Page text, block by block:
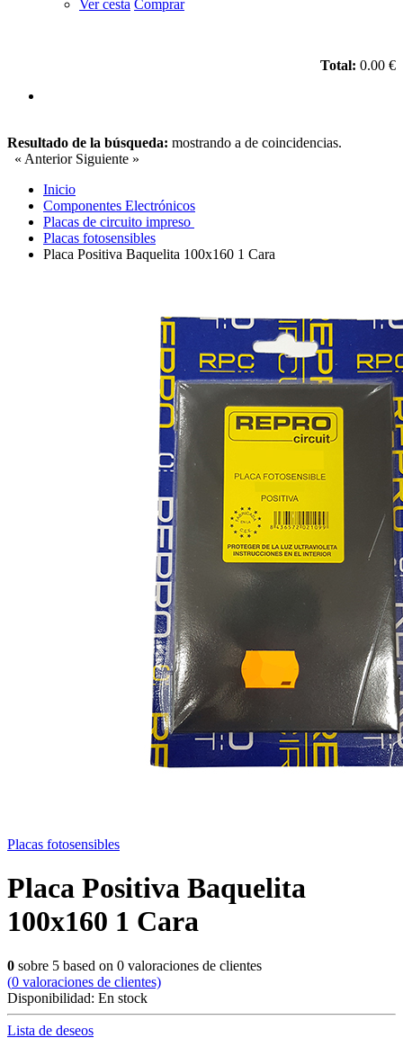
Ver cesta Comprar
Total: 0.00 €
Resultado de la búsqueda: mostrando a de coincidencias.
« Anterior Siguiente »
Inicio
Componentes Electrónicos
Placas de circuito impreso
Placas fotosensibles
Placa Positiva Baquelita 100x160 1 Cara
Placas fotosensibles
Placa Positiva Baquelita
100x160 1 Cara
0 sobre 5 based on 0 valoraciones de clientes
(0 valoraciones de clientes)
Disponibilidad: En stock
Lista de deseos